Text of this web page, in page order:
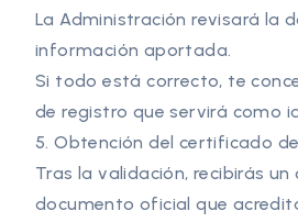
La Administración revisará la
información aportada.
Si todo está correcto, te
de registro que servirá como
5. Obtención del certificado
Tras la validación, recibirás
documento oficial que